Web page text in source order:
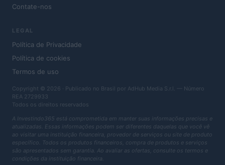
Contate-nos
LEGAL
Política de Privacidade
Política de cookies
Termos de uso
Copyright © 2026 · Publicado no Brasil por AdHub Media S.r.l. — Número
REA 2729933
Todos os direitos reservados
A Investindo365 está comprometida em manter suas informações precisas e
atualizadas. Essas informações podem ser diferentes daquelas que você vê
ao visitar uma instituição financeira, provedor de serviços ou site de produto
específico. Todos os produtos financeiros, compra de produtos e serviços
são apresentados sem garantia. Ao avaliar as ofertas, consulte os termos e
condições da instituição financeira.